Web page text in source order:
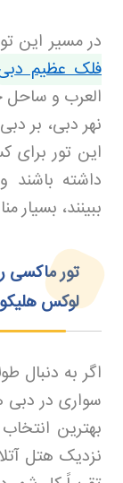
در مسیر این
فلک عظیم
العرب و ساحل
نهر دبی، بر
این تور برای
داشته باشند
ببینند،
تور ماکسی
لوکس
اگر به دنبال
سواری در دبی
بهترین
نزدیک هتل